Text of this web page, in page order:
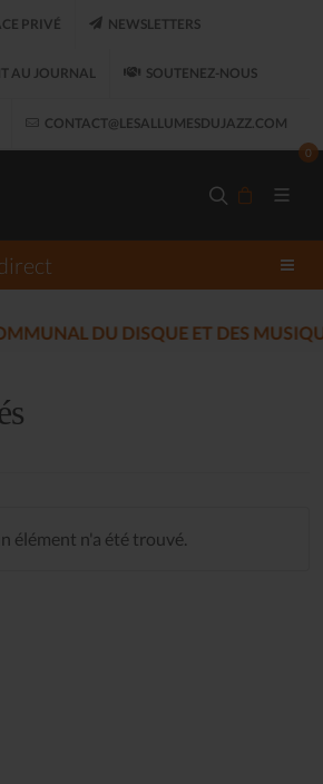
PRIVÉ NEWSLETTERS
AU JOURNAL SOUTENEZ-NOUS
CONTACT@LESALLUMESDUJAZZ.COM
0
LES ALLUMÉS DU
élément n'a été trouvé.